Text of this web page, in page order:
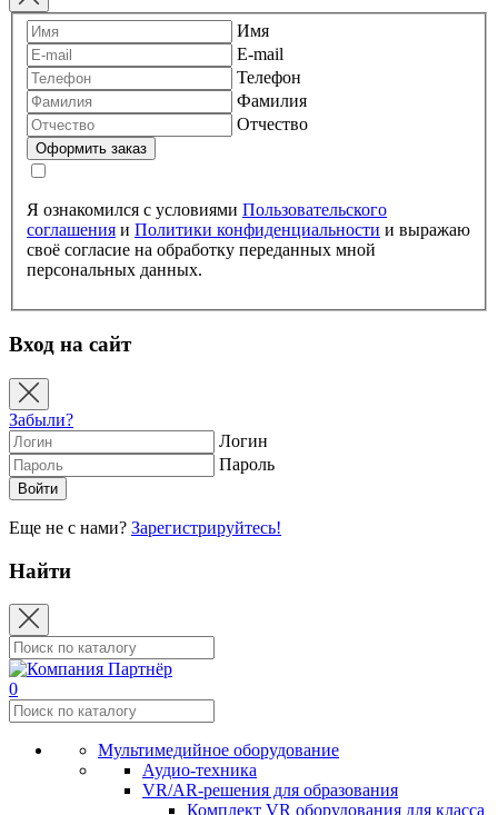
Имя
E-mail
Телефон
Фамилия
Отчество
Я ознакомился с условиями Пользовательского
соглашения и Политики конфиденциальности и выражаю
своё согласие на обработку переданных мной
персональных данных.
Вход на сайт
Забыли?
Логин
Пароль
Еще не с нами? Зарегистрируйтесь!
Найти
0
Мультимедийное оборудование
Аудио-техника
VR/AR-решения для образования
Комплект VR оборудования для класса